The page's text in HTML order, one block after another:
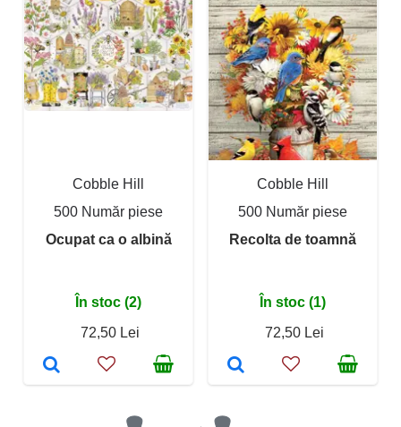
Cobble Hill
500 Număr piese
Ocupat ca o albină
În stoc (2)
72,50 Lei
Cobble Hill
500 Număr piese
Recolta de toamnă
În stoc (1)
72,50 Lei